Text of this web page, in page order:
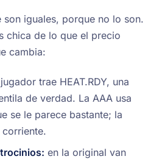
iguales, porque no lo son.
chica de lo que el precio
cambia:
trae HEAT.RDY, una
de verdad. La AAA usa
se le parece bastante; la
en la original van